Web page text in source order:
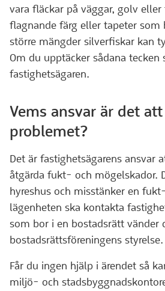
vara fläckar på väggar, golv
flagnande färg eller tapeter som
större mängder silverfiskar kan
Om du upptäcker sådana tecken
fastighetsägaren.
Vems ansvar är det
problemet?
Det är fastighetsägarens ansvar
åtgärda fukt- och mögelskador.
hyreshus och misstänker en
lägenheten ska kontakta
som bor i en bostadsrätt vänder
bostadsrättsföreningens styrelse.
Får du ingen hjälp i ärendet så
miljö- och